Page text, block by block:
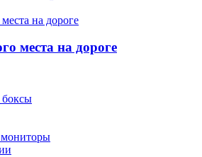
места на дороге